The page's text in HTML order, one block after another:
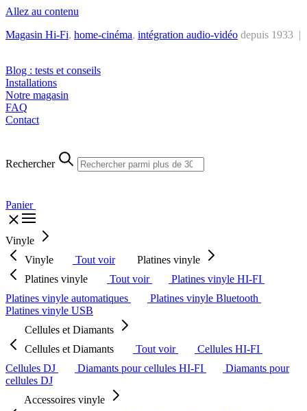
Allez au contenu
Magasin Hi-Fi, home-cinéma, intégration audio-vidéo depuis 1933 |
Blog : tests et conseils
Installations
Notre magasin
FAQ
Contact
Rechercher
Panier
Vinyle
Vinyle
Tout voir
Platines vinyle
Platines vinyle
Tout voir
Platines vinyle HI-FI
Platines vinyle automatiques
Platines vinyle Bluetooth
Platines vinyle USB
Cellules et Diamants
Cellules et Diamants
Tout voir
Cellules HI-FI
Cellules DJ
Diamants pour cellules HI-FI
Diamants pour
cellules DJ
Accessoires vinyle